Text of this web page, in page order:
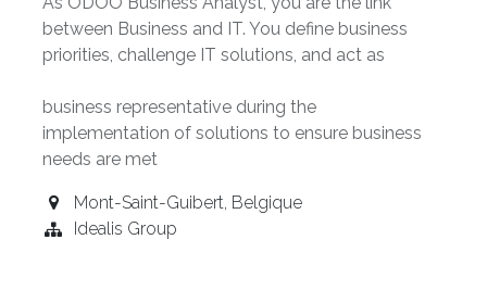
between Business and IT. You define business
priorities, challenge IT solutions, and act as
business representative during the
implementation of solutions to ensure business
needs are met
Mont-Saint-Guibert, Belgique
Idealis Group